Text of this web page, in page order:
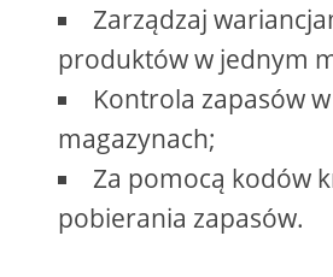
Zarządzaj
produktów w jednym
Kontrola zapasów
magazynach;
Za pomocą kodów
pobierania zapasów.